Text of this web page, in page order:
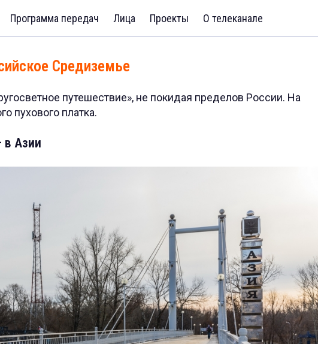
Программа передач Лица Проекты О телеканале
Средиземье
путешествие», не покидая пределов России. На
пухового платка.
в Азии